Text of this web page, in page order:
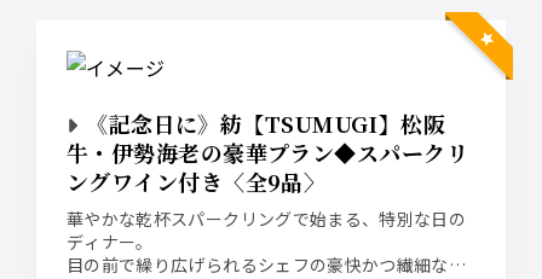
《記念日に》紡【TSUMUGI】松阪
牛・伊勢海老の豪華プラン◆スパークリ
ングワイン付き〈全9品〉
華やかな乾杯スパークリングで始まる、特別な日の
ディナー。
目の前で繰り広げられるシェフの豪快かつ繊細な鉄